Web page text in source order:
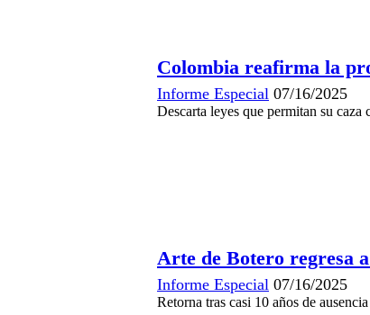
Colombia reafirma la
Informe Especial 07/16/2025
Descarta leyes que permitan su
Arte de Botero regresa
Informe Especial 07/16/2025
Retorna tras casi 10 años de